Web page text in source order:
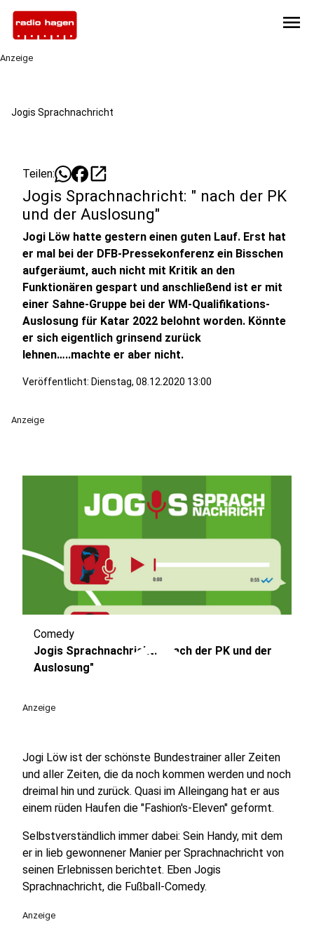
menu
Anzeige
Jogis Sprachnachricht
Teilen: open_in_new
Jogis Sprachnachricht: " nach der PK
und der Auslosung"
Jogi Löw hatte gestern einen guten Lauf. Erst hat
er mal bei der DFB-Pressekonferenz ein Bisschen
aufgeräumt, auch nicht mit Kritik an den
Funktionären gespart und anschließend ist er mit
einer Sahne-Gruppe bei der WM-Qualifikations-
Auslosung für Katar 2022 belohnt worden. Könnte
er sich eigentlich grinsend zurück
lehnen…..machte er aber nicht.
Veröffentlicht: Dienstag, 08.12.2020 13:00
Anzeige
play_circle
Comedy
Jogis Sprachnachricht: " nach der PK und der
Auslosung"
Anzeige
Jogi Löw ist der schönste Bundestrainer aller Zeiten
und aller Zeiten, die da noch kommen werden und noch
dreimal hin und zurück. Quasi im Alleingang hat er aus
einem rüden Haufen die "Fashion's-Eleven" geformt.
Selbstverständlich immer dabei: Sein Handy, mit dem
er in lieb gewonnener Manier per Sprachnachricht von
seinen Erlebnissen berichtet. Eben Jogis
Sprachnachricht, die Fußball-Comedy.
Anzeige